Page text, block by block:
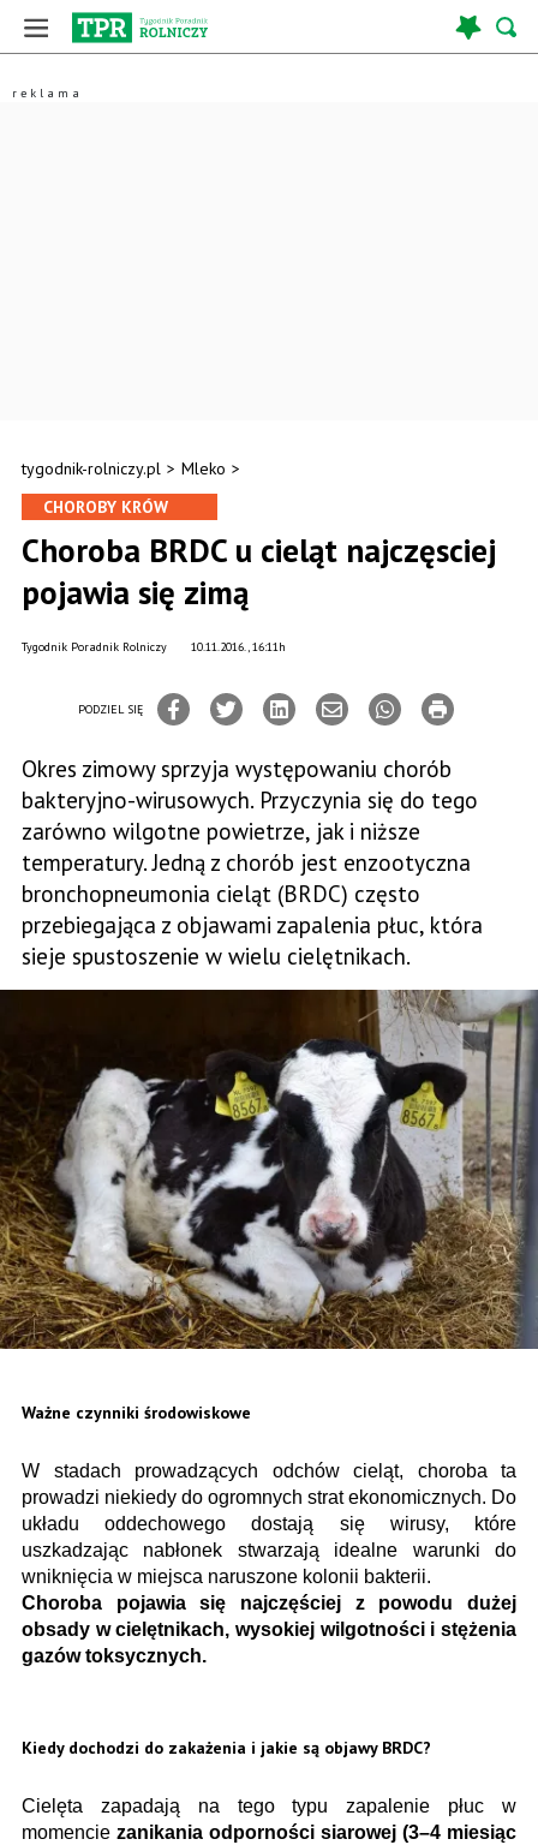
tygodnik-rolniczy.pl > Mleko >
CHOROBY KRÓW
Choroba BRDC u cieląt najczęsciej
pojawia się zimą
10.11.2016., 16:11h
Tygodnik Poradnik Rolniczy
PODZIEL SIĘ
Okres zimowy sprzyja występowaniu chorób
bakteryjno-wirusowych. Przyczynia się do tego
zarówno wilgotne powietrze, jak i niższe
temperatury. Jedną z chorób jest enzootyczna
bronchopneumonia cieląt (BRDC) często
przebiegająca z objawami zapalenia płuc, która
sieje spustoszenie w wielu cielętnikach.
Ważne czynniki środowiskowe
W stadach prowadzących odchów cieląt, choroba ta
prowadzi niekiedy do ogromnych strat ekonomicznych. Do
układu oddechowego dostają się wirusy, które
uszkadzając nabłonek stwarzają idealne warunki do
wniknięcia w miejsca naruszone kolonii bakterii.
Choroba pojawia się najczęściej z powodu dużej
obsady w cielętnikach, wysokiej wilgotności i stężenia
gazów toksycznych.
Kiedy dochodzi do zakażenia i jakie są objawy BRDC?
Cielęta zapadają na tego typu zapalenie płuc w
momencie zanikania odporności siarowej (3–4 miesiąc